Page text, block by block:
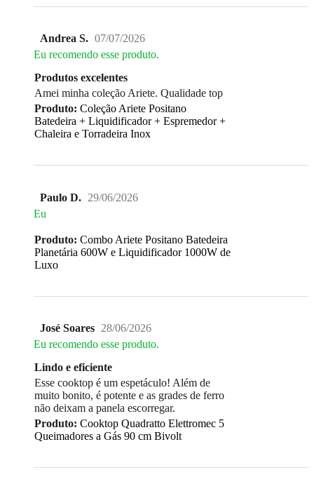
Andrea S. 07/07/2026
Eu recomendo esse produto.
Produtos excelentes
Amei minha coleção Ariete. Qualidade top
Produto: Coleção Ariete Positano
Batedeira + Liquidificador + Espremedor +
Chaleira e Torradeira Inox
Paulo D. 29/06/2026
Eu
Produto: Combo Ariete Positano Batedeira
Planetária 600W e Liquidificador 1000W de
Luxo
José Soares 28/06/2026
Eu recomendo esse produto.
Lindo e eficiente
Esse cooktop é um espetáculo! Além de
muito bonito, é potente e as grades de ferro
não deixam a panela escorregar.
Produto: Cooktop Quadratto Elettromec 5
Queimadores a Gás 90 cm Bivolt